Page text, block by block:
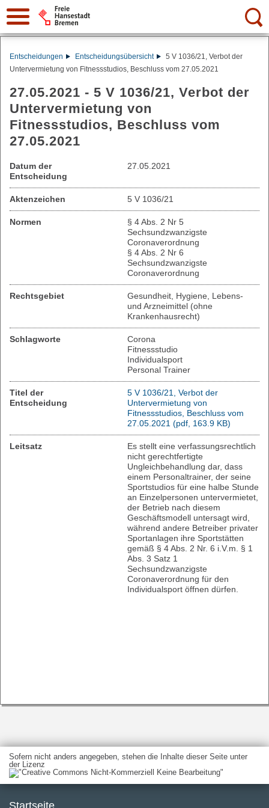
Suche:
Entscheidungen Entscheidungsübersicht
5 V 1036/21, Verbot der
Untervermietung von Fitnessstudios, Beschluss vom 27.05.2021
27.05.2021 - 5 V 1036/21, Verbot der
Untervermietung von
Fitnessstudios, Beschluss vom
27.05.2021
Datum der
Entscheidung
27.05.2021
Aktenzeichen 5 V 1036/21
Normen
§ 4 Abs. 2 Nr 5
Sechsundzwanzigste
Coronaverordnung
§ 4 Abs. 2 Nr 6
Sechsundzwanzigste
Coronaverordnung
Rechtsgebiet
Gesundheit, Hygiene, Lebens-
und Arzneimittel (ohne
Krankenhausrecht)
Schlagworte
Corona
Fitnessstudio
Individualsport
Personal Trainer
Titel der
Entscheidung
5 V 1036/21, Verbot der
Untervermietung von
Fitnessstudios, Beschluss vom
27.05.2021 (pdf, 163.9 KB)
Leitsatz
Es stellt eine verfassungsrechtlich
nicht gerechtfertigte
Ungleichbehandlung dar, dass
einem Personaltrainer, der seine
Sportstudios für eine halbe Stunde
an Einzelpersonen untervermietet,
der Betrieb nach diesem
Geschäftsmodell untersagt wird,
während andere Betreiber privater
Sportanlagen ihre Sportstätten
gemäß § 4 Abs. 2 Nr. 6 i.V.m. § 1
Abs. 3 Satz 1
Sechsundzwanzigste
Coronaverordnung für den
Individualsport öffnen dürfen.
Sofern nicht anders angegeben, stehen die Inhalte dieser Seite unter
der Lizenz
Startseite